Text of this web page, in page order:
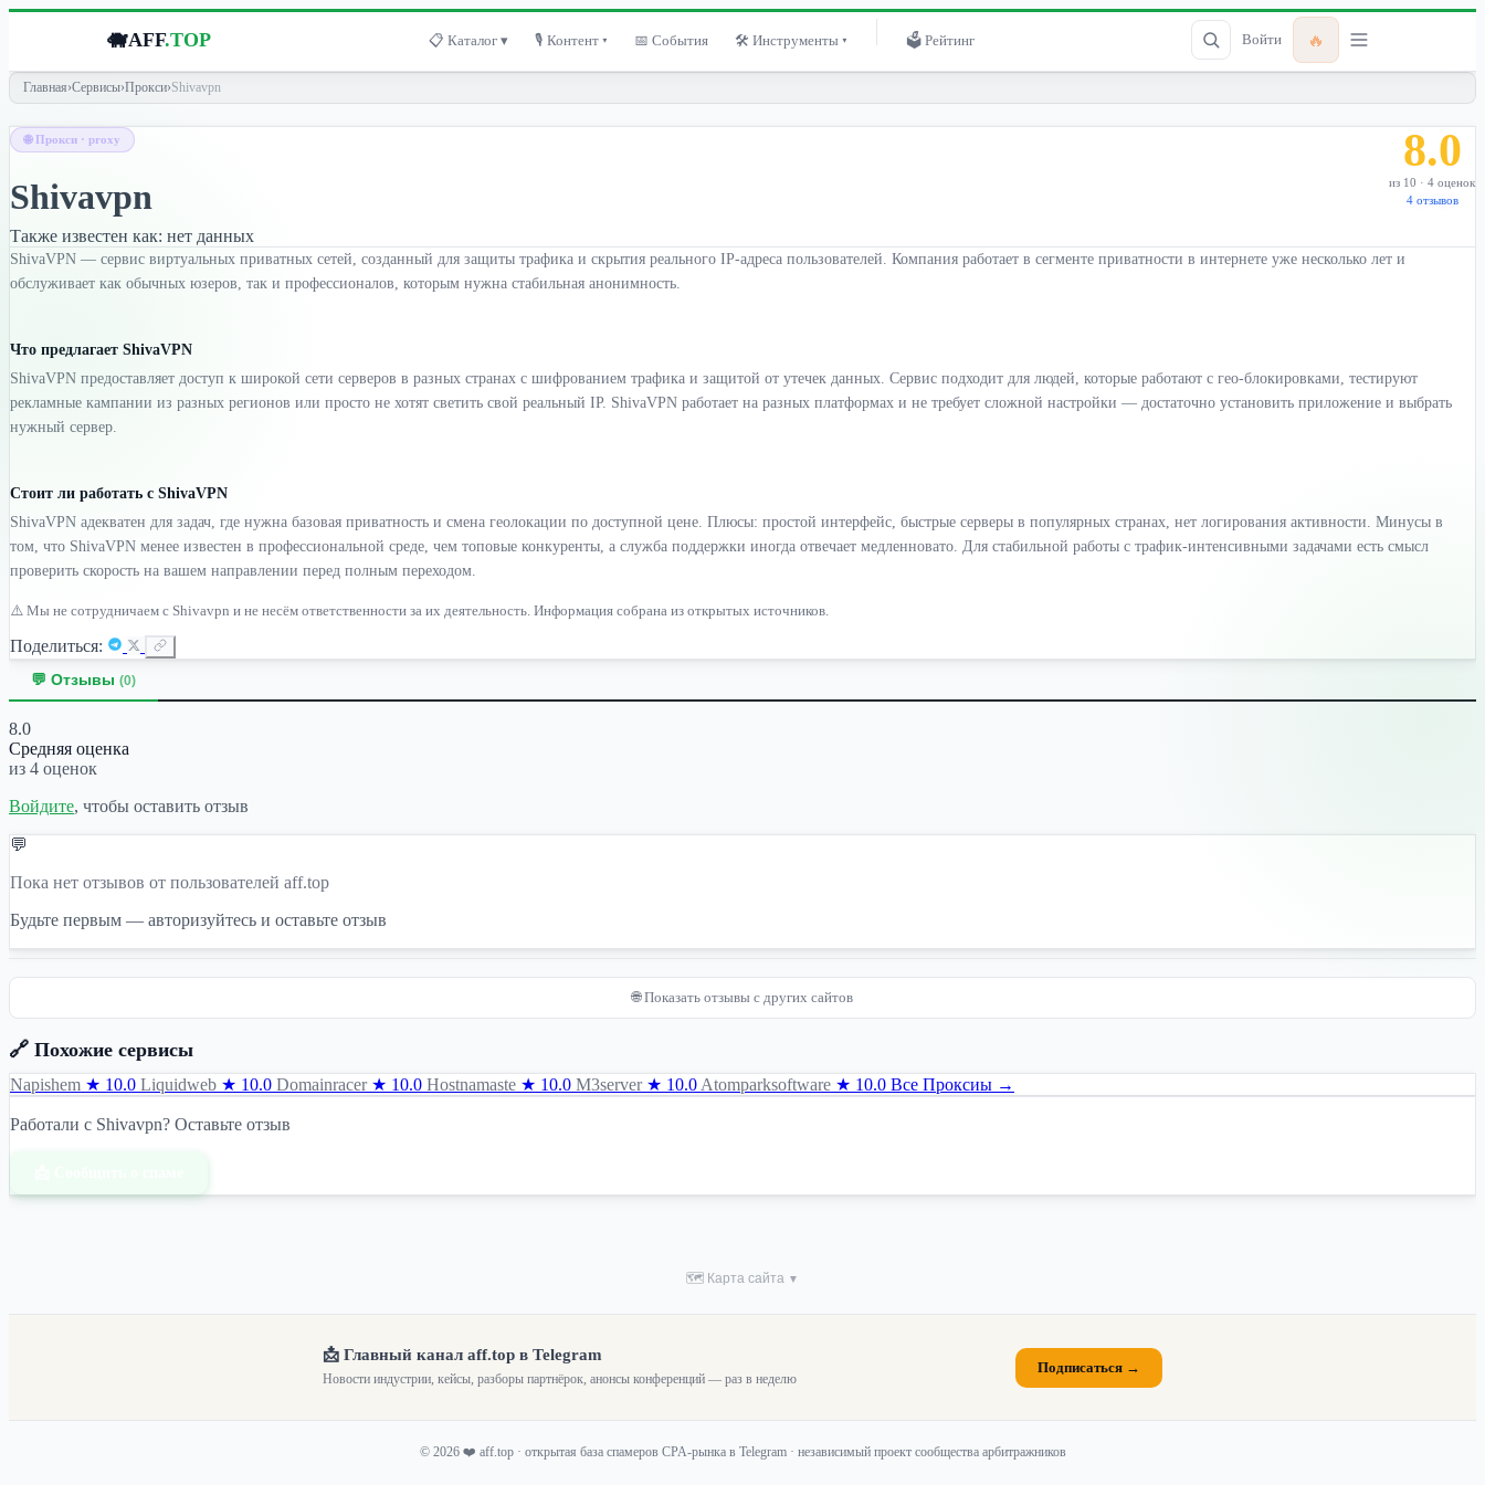
🐗AFF.TOP 📋 Каталог ▾ 🎙 Контент ▾ 📅 События 🛠 Инструменты ▾ 🗳 Рейтинг Войти 🔥
Главная›Сервисы›Прокси›Shivavpn
🌐 Прокси · proxy
Shivavpn
Также известен как: нет данных
8.0
из 10 · 4 оценок
4 отзывов
ShivaVPN — сервис виртуальных приватных сетей, созданный для защиты трафика и скрытия реального IP-адреса пользователей. Компания работает в сегменте приватности в интернете уже несколько лет и
обслуживает как обычных юзеров, так и профессионалов, которым нужна стабильная анонимность.
Что предлагает ShivaVPN
ShivaVPN предоставляет доступ к широкой сети серверов в разных странах с шифрованием трафика и защитой от утечек данных. Сервис подходит для людей, которые работают с гео-блокировками, тестируют
рекламные кампании из разных регионов или просто не хотят светить свой реальный IP. ShivaVPN работает на разных платформах и не требует сложной настройки — достаточно установить приложение и выбрать
нужный сервер.
Стоит ли работать с ShivaVPN
ShivaVPN адекватен для задач, где нужна базовая приватность и смена геолокации по доступной цене. Плюсы: простой интерфейс, быстрые серверы в популярных странах, нет логирования активности. Минусы в
том, что ShivaVPN менее известен в профессиональной среде, чем топовые конкуренты, а служба поддержки иногда отвечает медленновато. Для стабильной работы с трафик-интенсивными задачами есть смысл
проверить скорость на вашем направлении перед полным переходом.
⚠️ Мы не сотрудничаем с Shivavpn и не несём ответственности за их деятельность. Информация собрана из открытых источников.
Поделиться:
💬 Отзывы (0)
8.0
Средняя оценка
из 4 оценок
Войдите, чтобы оставить отзыв
💬
Пока нет отзывов от пользователей aff.top
Будьте первым — авторизуйтесь и оставьте отзыв
🌐 Показать отзывы с других сайтов
🔗 Похожие сервисы
Napishem ★ 10.0 Liquidweb ★ 10.0 Domainracer ★ 10.0 Hostnamaste ★ 10.0 M3server ★ 10.0Atomparksoftware ★ 10.0 Все Проксиы →
Работали с Shivavpn? Оставьте отзыв
🗺 Карта сайта ▼
📩 Главный канал aff.top в Telegram
Новости индустрии, кейсы, разборы партнёрок, анонсы конференций — раз в неделю
Подписаться →
© 2026 ❤️ aff.top · открытая база спамеров CPA-рынка в Telegram · независимый проект сообщества арбитражников